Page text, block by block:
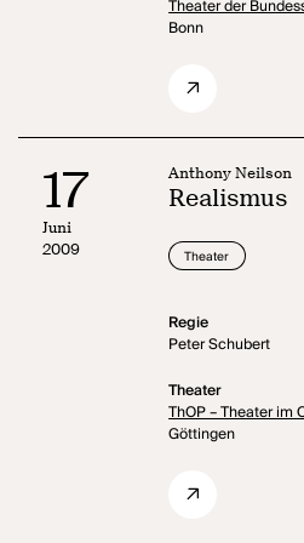
Theater der
Bonn
17
Juni
2009
Anthony Neilson
Realismus
Theater
Regie
Peter Schubert
Theater
ThOP – Theater im
Göttingen